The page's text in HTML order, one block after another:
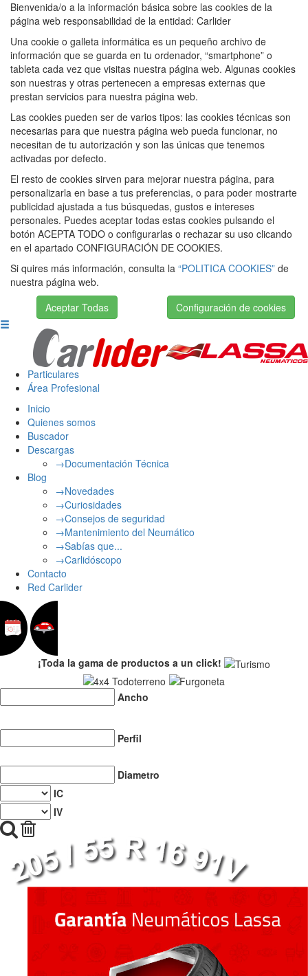
Bienvenida/o a la información básica sobre las cookies de la
página web responsabilidad de la entidad: Carlider
Una cookie o galleta informática es un pequeño archivo de
información que se guarda en tu ordenador, “smartphone” o
tableta cada vez que visitas nuestra página web. Algunas cookies
son nuestras y otras pertenecen a empresas externas que
prestan servicios para nuestra página web.
Las cookies pueden ser de varios tipos: las cookies técnicas son
necesarias para que nuestra página web pueda funcionar, no
necesitan de tu autorización y son las únicas que tenemos
activadas por defecto.
El resto de cookies sirven para mejorar nuestra página, para
personalizarla en base a tus preferencias, o para poder mostrarte
publicidad ajustada a tus búsquedas, gustos e intereses
personales. Puedes aceptar todas estas cookies pulsando el
botón ACEPTA TODO o configurarlas o rechazar su uso clicando
en el apartado CONFIGURACIÓN DE COOKIES.
Si quires más información, consulta la “POLITICA COOKIES” de
nuestra página web.
Aceptar Todas
Configuración de cookies
Particulares
Área Profesional
Inicio
Quienes somos
Buscador
Descargas
→Documentación Técnica
Blog
→Novedades
→Curiosidades
→Consejos de seguridad
→Mantenimiento del Neumático
→Sabías que...
→Carlidóscopo
Contacto
Red Carlider
¡Toda la gama de productos a un click!
Ancho
Perfil
Diametro
IC
IV